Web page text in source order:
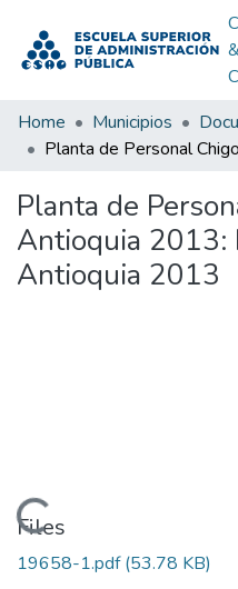
&
Home Municipios
Planta de
Antioquia 2013:
Antioquia 2013
Loading...
Files
19658-1.pdf(53.78 KB)